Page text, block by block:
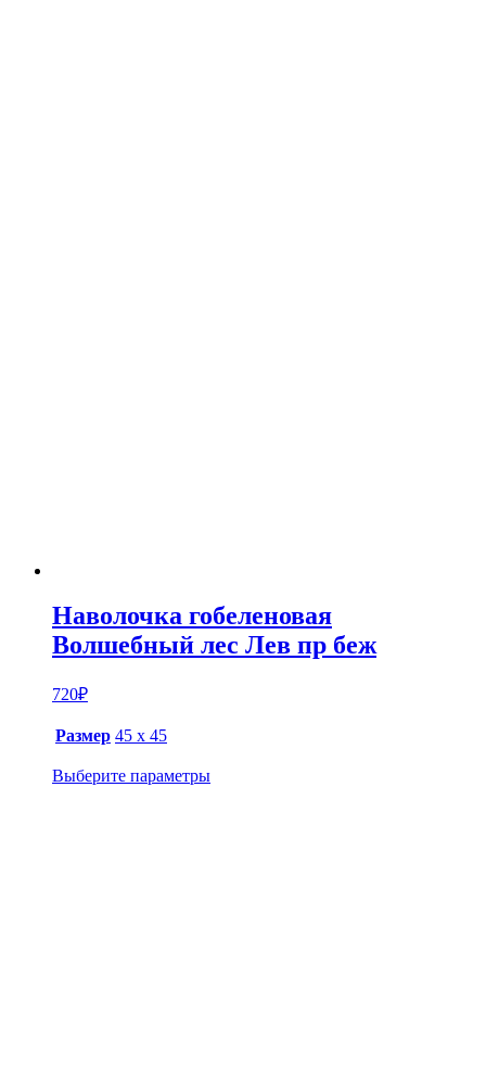
Наволочка гобеленовая
Волшебный лес Лев пр беж
720₽
Размер 45 х 45
Выберите параметры